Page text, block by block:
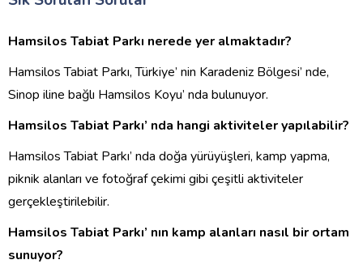
Hamsilos Tabiat Parkı nerede yer almaktadır?
Hamsilos Tabiat Parkı, Türkiye’ nin Karadeniz Bölgesi’ nde,
Sinop iline bağlı Hamsilos Koyu’ nda bulunuyor.
Hamsilos Tabiat Parkı’ nda hangi aktiviteler yapılabilir?
Hamsilos Tabiat Parkı’ nda doğa yürüyüşleri, kamp yapma,
piknik alanları ve fotoğraf çekimi gibi çeşitli aktiviteler
gerçekleştirilebilir.
Hamsilos Tabiat Parkı’ nın kamp alanları nasıl bir ortam
sunuyor?